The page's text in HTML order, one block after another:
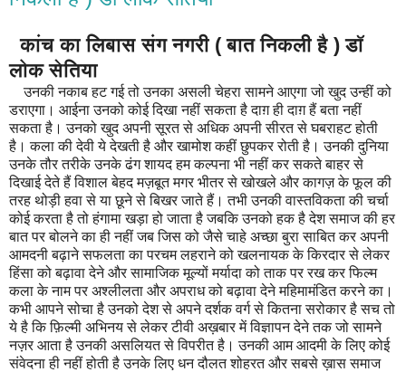
कांच का लिबास संग नगरी ( बात निकली है ) डॉ
लोक सेतिया
उनकी नकाब हट गई तो उनका असली चेहरा सामने आएगा जो खुद उन्हीं को
डराएगा। आईना उनको कोई दिखा नहीं सकता है दाग़ ही दाग़ हैं बता नहीं
सकता है। उनको खुद अपनी सूरत से अधिक अपनी सीरत से घबराहट होती
है। कला की देवी ये देखती है और खामोश कहीं छुपकर रोती है। उनकी दुनिया
उनके तौर तरीके उनके ढंग शायद हम कल्पना भी नहीं कर सकते बाहर से
दिखाई देते हैं विशाल बेहद मज़बूत मगर भीतर से खोखले और कागज़ के फूल की
तरह थोड़ी हवा से या छूने से बिखर जाते हैं। तभी उनकी वास्तविकता की चर्चा
कोई करता है तो हंगामा खड़ा हो जाता है जबकि उनको हक है देश समाज की हर
बात पर बोलने का ही नहीं जब जिस को जैसे चाहे अच्छा बुरा साबित कर अपनी
आमदनी बढ़ाने सफलता का परचम लहराने को खलनायक के किरदार से लेकर
हिंसा को बढ़ावा देने और सामाजिक मूल्यों मर्यादा को ताक पर रख कर फिल्म
कला के नाम पर अश्लीलता और अपराध को बढ़ावा देने महिमामंडित करने का।
कभी आपने सोचा है उनको देश से अपने दर्शक वर्ग से कितना सरोकार है सच तो
ये है कि फ़िल्मी अभिनय से लेकर टीवी अख़बार में विज्ञापन देने तक जो सामने
नज़र आता है उनकी असलियत से विपरीत है। उनकी आम आदमी के लिए कोई
संवेदना ही नहीं होती है उनके लिए धन दौलत शोहरत और सबसे ख़ास समाज